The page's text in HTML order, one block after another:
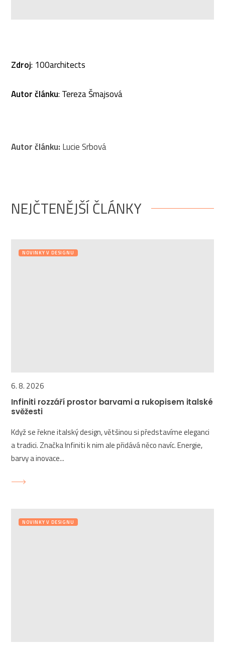
Zdroj: 100architects
Autor článku: Tereza Šmajsová
Autor článku: Lucie Srbová
NEJČTENĚJŠÍ ČLÁNKY
NOVINKY V DESIGNU
6. 8. 2026
Infiniti rozzáří prostor barvami a rukopisem italské
svěžesti
Když se řekne italský design, většinou si představíme eleganci
a tradici. Značka Infiniti k nim ale přidává něco navíc. Energie,
barvy a inovace...
NOVINKY V DESIGNU